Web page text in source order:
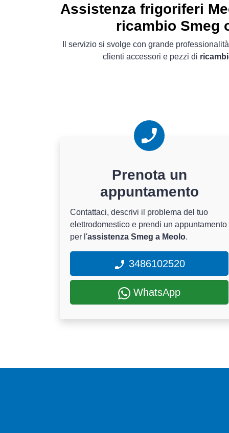
Assistenza frigoriferi
ricambio Smeg
Il servizio si svolge con grande
clienti accessori e pezzi di
Prenota un
appuntamento
Contattaci, descrivi il problema del tuo
elettrodomestico e prendi un appuntamento
per l'assistenza Smeg a Meolo.
3486102520
WhatsApp